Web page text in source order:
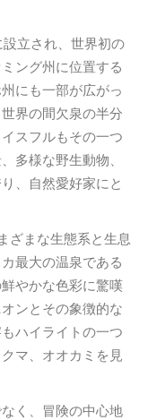
立され、世界初の
ング州に位置する
にも一部が広がっ
界の間欠泉の半分
スフルもその一つ
多様な野生動物、
、自然愛好家にと
ざまな生態系と生息
最大の温泉である
やかな色彩に驚嘆
ンとその象徴的な
ハイライトの一つ
マ、オオカミを見
く、冒険の中心地